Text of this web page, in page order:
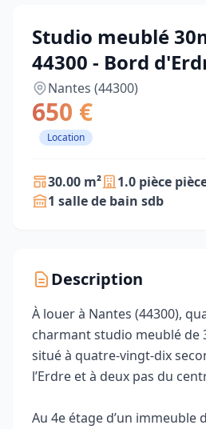
Studio meublé
44300 - Bord
Nantes (44300)
650 €
Location
30.00 m²
1.0 pièce
1 salle de bain sdb
Description
À louer à Nantes (44300),
charmant studio meublé de
situé à quatre-vingt-dix
l’Erdre et à deux pas du
Au 4e étage d’un immeuble